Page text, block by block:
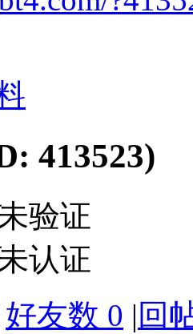
413523)
验证
认证
好友数 0 | 回